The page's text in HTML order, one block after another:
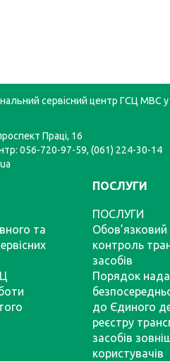
сервісний центр ГСЦ МВС у
Праці, 16
056-720-97-59, (061) 224-30-14
та
ПОСЛУГИ
ПОСЛУГИ
Обов’язковий
контроль
засобів
Порядок
до Єдиного
реєстру
засобів
користувачів